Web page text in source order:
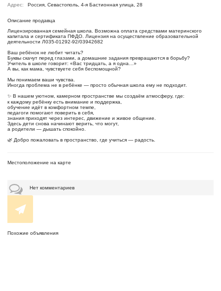
Адрес:
Россия, Севастополь, 4-я Бастионная улица, 28
Описание продавца
Лицензированная семейная школа. Возможна оплата средствами материнского
капитала и сертификата ПФДО. Лицензия на осуществление образовательной
деятельности Л035-01292-92/03942682
Ваш ребёнок не любит читать?
Буквы скачут перед глазами, а домашние задания превращаются в борьбу?
Учитель в школе говорит: «Вас тридцать, а я одна…»
А вы, как мама, чувствуете себя беспомощной?
Мы понимаем ваши чувства.
Иногда проблема не в ребёнке — просто обычная школа ему не подходит.
✨ В нашем уютном, камерном пространстве мы создаём атмосферу, где:
к каждому ребёнку есть внимание и поддержка,
обучение идёт в комфортном темпе,
педагоги помогают поверить в себя,
знания приходят через интерес, движение и живое общение.
Здесь дети снова начинают верить, что могут,
а родители — дышать спокойно.
🌿 Добро пожаловать в пространство, где учиться — радость.
Местоположение на карте
Нет комментариев
Похожие объявления